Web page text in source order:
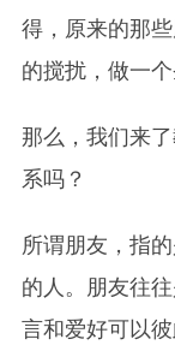
得，原来的那
的搅扰，做一个
那么，我们来
系吗？
所谓朋友，指
的人。朋友往
言和爱好可以